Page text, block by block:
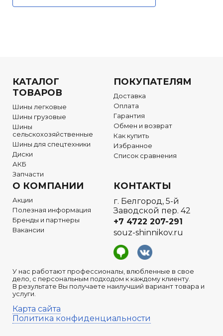
КАТАЛОГ
ТОВАРОВ
Шины легковые
Шины грузовые
Шины
сельскохозяйственные
Шины для спецтехники
Диски
АКБ
Запчасти
ПОКУПАТЕЛЯМ
Доставка
Оплата
Гарантия
Обмен и возврат
Как купить
Избранное
Список сравнения
О КОМПАНИИ
Акции
Полезная информация
Бренды и партнеры
Вакансии
У нас работают профессионалы, влюбленные в свое
дело, с персональным подходом к каждому клиенту.
В результате Вы получаете наилучший вариант товара и
услуги.
Карта сайта
Политика конфиденциальности
КОНТАКТЫ
г. Белгород, 5-й
Заводской пер. 42
+7 4722 207-291
souz-shinnikov.ru